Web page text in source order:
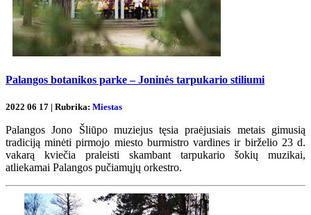
Palangos botanikos parke – Joninės tarpukario stiliumi
2022 06 17 | Rubrika: Miestas
Palangos Jono Šliūpo muziejus tęsia praėjusiais metais gimusią
tradiciją minėti pirmojo miesto burmistro vardines ir birželio 23 d.
vakarą kviečia praleisti skambant tarpukario šokių muzikai,
atliekamai Palangos pučiamųjų orkestro.